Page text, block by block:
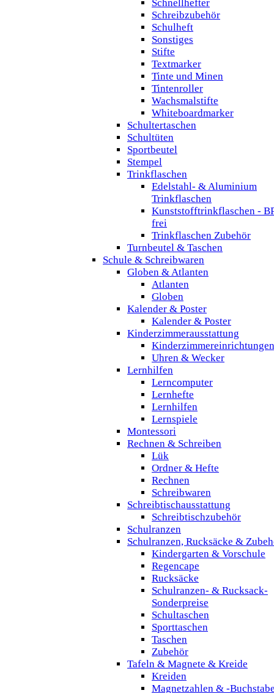
Schnellhefter
Schreibzubehör
Schulheft
Sonstiges
Stifte
Textmarker
Tinte und Minen
Tintenroller
Wachsmalstifte
Whiteboardmarker
Schultertaschen
Schultüten
Sportbeutel
Stempel
Trinkflaschen
Edelstahl- & Aluminium
Trinkflaschen
Kunststofftrinkflaschen -
frei
Trinkflaschen Zubehör
Turnbeutel & Taschen
Schule & Schreibwaren
Globen & Atlanten
Atlanten
Globen
Kalender & Poster
Kalender & Poster
Kinderzimmerausstattung
Kinderzimmereinrichtungen
Uhren & Wecker
Lernhilfen
Lerncomputer
Lernhefte
Lernhilfen
Lernspiele
Montessori
Rechnen & Schreiben
Lük
Ordner & Hefte
Rechnen
Schreibwaren
Schreibtischausstattung
Schreibtischzubehör
Schulranzen
Schulranzen, Rucksäcke &
Kindergarten & Vorschule
Regencape
Rucksäcke
Schulranzen- & Rucksack-
Sonderpreise
Schultaschen
Sporttaschen
Taschen
Zubehör
Tafeln & Magnete & Kreide
Kreiden
Magnetzahlen & -